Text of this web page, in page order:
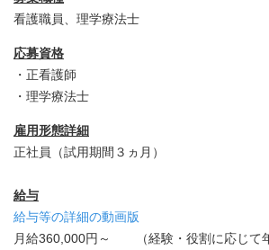
看護職員、理学療法士
応募資格
・正看護師
・理学療法士
雇用形態詳細
正社員（試用期間３ヵ月）
給与
給与等の詳細の動画版
月給360,000円～ （経験・役割に応じて